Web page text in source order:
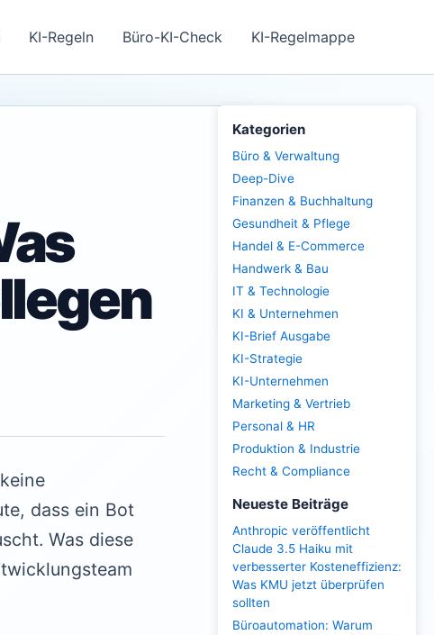
KI-Regeln Büro-KI-Check KI-Regelmappe
dass ein Bot
Was diese
Kategorien
Büro & Verwaltung
Deep-Dive
Finanzen & Buchhaltung
Gesundheit & Pflege
Handel & E-Commerce
Handwerk & Bau
IT & Technologie
KI & Unternehmen
KI-Brief Ausgabe
KI-Strategie
KI-Unternehmen
Marketing & Vertrieb
Personal & HR
Produktion & Industrie
Recht & Compliance
Neueste Beiträge
Anthropic veröffentlicht
Claude 3.5 Haiku mit
verbesserter Kosteneffizienz:
Was KMU jetzt überprüfen
sollten
Büroautomation: Warum